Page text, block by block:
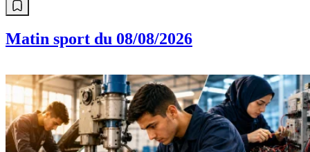
Matin sport du 08/08/2026